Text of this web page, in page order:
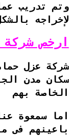
وتم تدريب
لإخراجه
ارخص
شركة عزل
سكان مدن
الخاصة بهم
اما سمعوة
باعينهم فى